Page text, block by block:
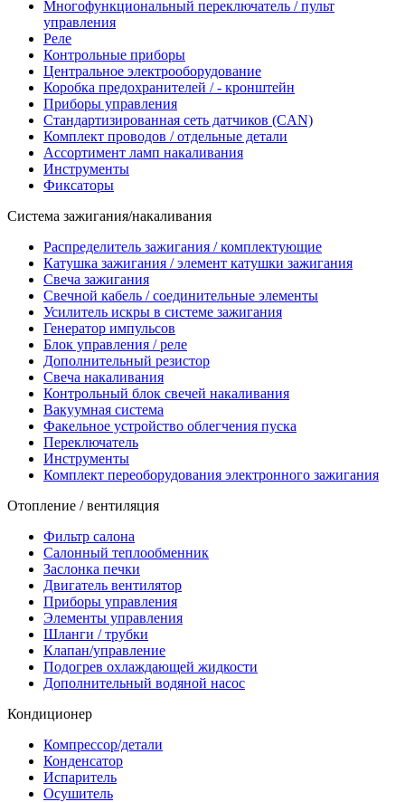
Многофункциональный переключатель / пульт
управления
Реле
Контрольные приборы
Центральное электрооборудование
Коробка предохранителей / - кронштейн
Приборы управления
Стандартизированная сеть датчиков (CAN)
Комплект проводов / отдельные детали
Ассортимент ламп накаливания
Инструменты
Фиксаторы
Система зажигания/накаливания
Распределитель зажигания / комплектующие
Катушка зажигания / элемент катушки зажигания
Свеча зажигания
Свечной кабель / соединительные элементы
Усилитель искры в системе зажигания
Генератор импульсов
Блок управления / реле
Дополнительный резистор
Свеча накаливания
Контрольный блок свечей накаливания
Вакуумная система
Факельное устройство облегчения пуска
Переключатель
Инструменты
Комплект переоборудования электронного зажигания
Отопление / вентиляция
Фильтр салона
Салонный теплообменник
Заслонка печки
Двигатель вентилятор
Приборы управления
Элементы управления
Шланги / трубки
Клапан/управление
Подогрев охлаждающей жидкости
Дополнительный водяной насос
Кондиционер
Компрессор/детали
Конденсатор
Испаритель
Осушитель